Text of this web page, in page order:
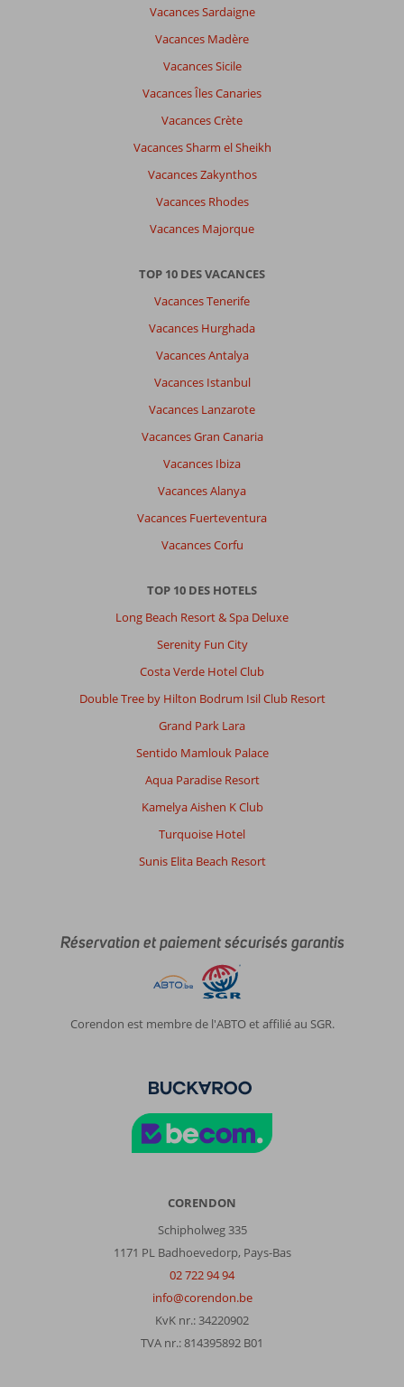
Vacances Sardaigne
Vacances Madère
Vacances Sicile
Vacances Îles Canaries
Vacances Crète
Vacances Sharm el Sheikh
Vacances Zakynthos
Vacances Rhodes
Vacances Majorque
TOP 10 DES VACANCES
Vacances Tenerife
Vacances Hurghada
Vacances Antalya
Vacances Istanbul
Vacances Lanzarote
Vacances Gran Canaria
Vacances Ibiza
Vacances Alanya
Vacances Fuerteventura
Vacances Corfu
TOP 10 DES HOTELS
Long Beach Resort & Spa Deluxe
Serenity Fun City
Costa Verde Hotel Club
Double Tree by Hilton Bodrum Isil Club Resort
Grand Park Lara
Sentido Mamlouk Palace
Aqua Paradise Resort
Kamelya Aishen K Club
Turquoise Hotel
Sunis Elita Beach Resort
Réservation et paiement sécurisés garantis
Corendon est membre de l'ABTO et affilié au SGR.
CORENDON
Schipholweg 335
1171 PL Badhoevedorp, Pays-Bas
02 722 94 94
info@corendon.be
KvK nr.: 34220902
TVA nr.: 814395892 B01